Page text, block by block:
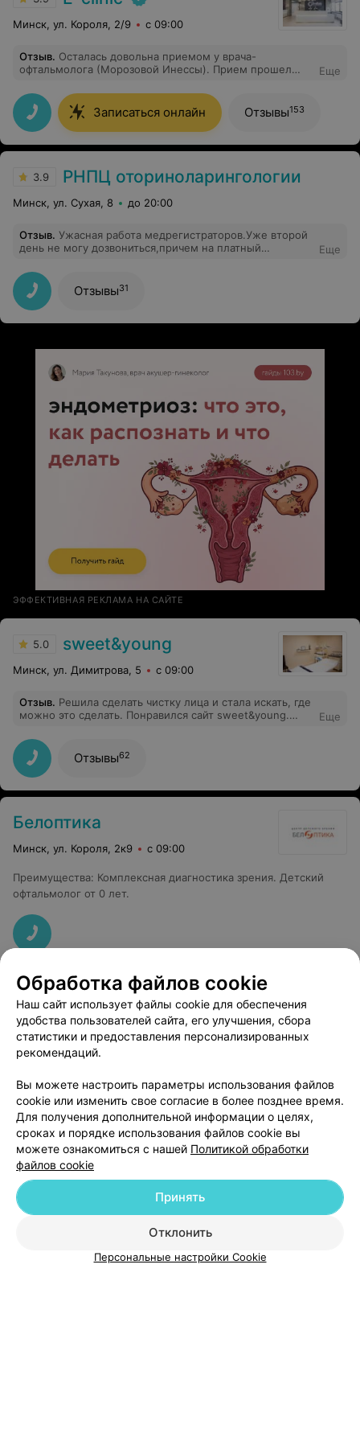
Минск, ул. Короля, 2/9 с 09:00
Отзыв. Осталась довольна приемом у врача-
офтальмолога (Морозовой Инессы). Прием прошел
описан доступным языком. Особое внимание хочется
уделить современному оборудованию - такого нигде
не видела)
Еще
Записаться онлайн Отзывы153
3.9 РНПЦ оториноларингологии
Минск, ул. Сухая, 8 до 20:00
Отзыв. Ужасная работа медрегистраторов.Уже второй
день не могу дозвониться,причем на платный
отзывы я смотрю руководство не реагирует.
Еще
Отзывы31
ЭФФЕКТИВНАЯ РЕКЛАМА НА САЙТЕ
5.0 sweet&young
Минск, ул. Димитрова, 5 с 09:00
Отзыв. Решила сделать чистку лица и стала искать, где
можно это сделать. Понравился сайт sweet&young.
попробовать. не прогадала. Осталась довольна.
Рекомендации, отношение к клиенту, результат.
Попробую другие процедуры. Спасибо вам.
Еще
Отзывы62
Белоптика
Минск, ул. Короля, 2к9 с 09:00
Преимущества: Комплексная диагностика зрения. Детский
офтальмолог от 0 лет.
Добавить компанию
Обработка файлов cookie
Наш сайт использует файлы cookie для обеспечения
удобства пользователей сайта, его улучшения, сбора
статистики и предоставления персонализированных
рекомендаций.
Вы можете настроить параметры использования файлов
cookie или изменить свое согласие в более позднее время.
Для получения дополнительной информации о целях,
сроках и порядке использования файлов cookie вы
можете ознакомиться с нашей Политикой обработки
файлов cookie
Отклонить
Принять
Персональные настройки Cookie